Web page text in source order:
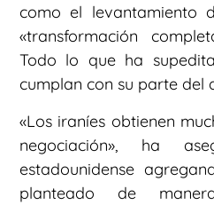
como el levantamiento
«transformación
Todo lo que ha
cumplan con su parte del
«Los iraníes obtienen
negociación», ha
estadounidense
planteado de